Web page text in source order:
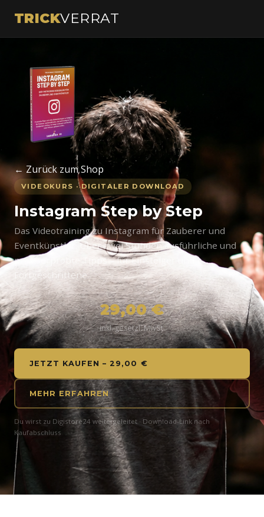
TRICKVERRAT
← Zurück zum Shop
VIDEOKURS · DIGITALER DOWNLOAD
Instagram Step by Step
Das Videotraining zu Instagram für Zauberer und
Eventkünstler. Über zwei Stunden ausführliche und
praxiserprobte Tipps – für Einsteiger und
Fortgeschrittene.
29,00 €
inkl. gesetzl. MwSt.
JETZT KAUFEN – 29,00 €
MEHR ERFAHREN
Du wirst zu Digistore24 weitergeleitet · Download-Link nach
Kaufabschluss